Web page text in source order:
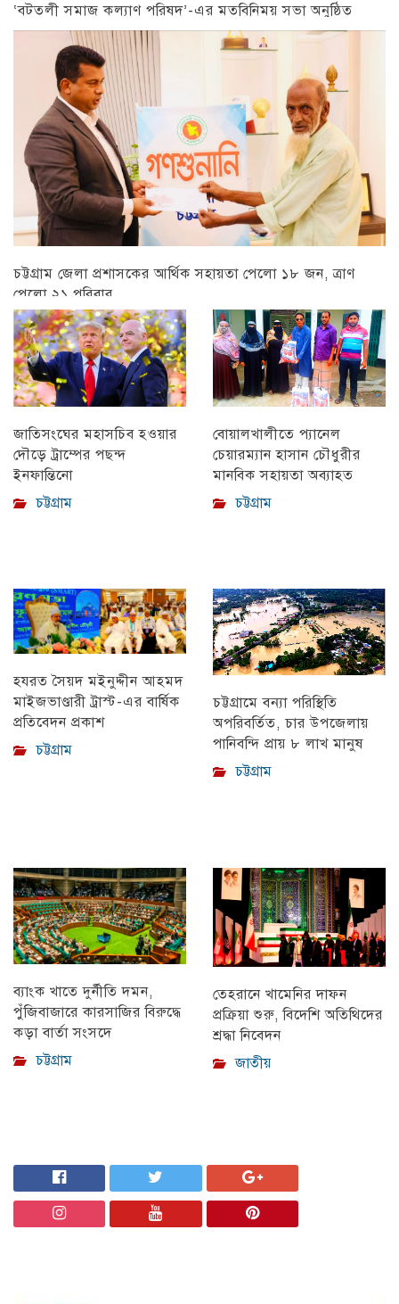
‘বটতলী সমাজ কল্যাণ পরিষদ’-এর মতবিনিময় সভা অনুষ্ঠিত
চট্টগ্রাম
চট্টগ্রাম জেলা প্রশাসকের আর্থিক সহায়তা পেলো ১৮ জন, ত্রাণ
পেলো ২১ পরিবার
চট্টগ্রাম
জাতিসংঘের মহাসচিব হওয়ার
দৌড়ে ট্রাম্পের পছন্দ
ইনফান্তিনো
চট্টগ্রাম
বোয়ালখালীতে প্যানেল
চেয়ারম্যান হাসান চৌধুরীর
মানবিক সহায়তা অব্যাহত
চট্টগ্রাম
হযরত সৈয়দ মইনুদ্দীন আহমদ
মাইজভাণ্ডারী ট্রাস্ট-এর বার্ষিক
প্রতিবেদন প্রকাশ
চট্টগ্রাম
চট্টগ্রামে বন্যা পরিস্থিতি
অপরিবর্তিত, চার উপজেলায়
পানিবন্দি প্রায় ৮ লাখ মানুষ
চট্টগ্রাম
ব্যাংক খাতে দুর্নীতি দমন,
পুঁজিবাজারে কারসাজির বিরুদ্ধে
কড়া বার্তা সংসদে
চট্টগ্রাম
তেহরানে খামেনির দাফন
প্রক্রিয়া শুরু, বিদেশি অতিথিদের
শ্রদ্ধা নিবেদন
জাতীয়